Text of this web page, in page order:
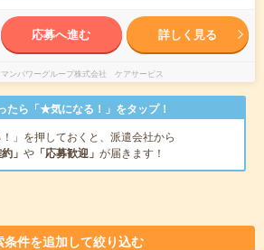
応募へ進む 詳しく見る
マンパワーグループ株式会社 ケアサービス
たら「★気になる！」をタップ！
！」を押しておくと、派遣会社から
」 や 「応募歓迎」 が届きます！
条件を追加して絞り込む